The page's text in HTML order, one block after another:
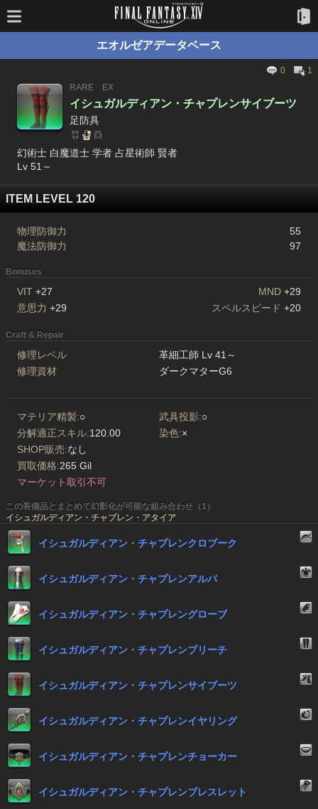
エオルゼアデータベース
0
1
RARE
EX
イシュガルディアン・チャプレンサイブーツ
足防具
幻術士 白魔道士 学者 占星術師 賢者
Lv 51～
ITEM LEVEL 120
物理防御力
55
魔法防御力
97
Bonuses
VIT +27 MND +29
意思力 +29 スペルスピード +20
Craft & Repair
修理レベル
革細工師 Lv 41～
修理資材
ダークマターG6
マテリア精製:○ 武具投影:○
分解適正スキル:120.00 染色:×
SHOP販売:なし
買取価格:265 Gil
マーケット取引不可
この装備品とまとめて幻影化が可能な組み合わせ（1）
イシュガルディアン・チャプレン・アタイア
イシュガルディアン・チャプレンクロブーク
イシュガルディアン・チャプレンアルバ
イシュガルディアン・チャプレングローブ
イシュガルディアン・チャプレンブリーチ
イシュガルディアン・チャプレンサイブーツ
イシュガルディアン・チャプレンイヤリング
イシュガルディアン・チャプレンチョーカー
イシュガルディアン・チャプレンブレスレット